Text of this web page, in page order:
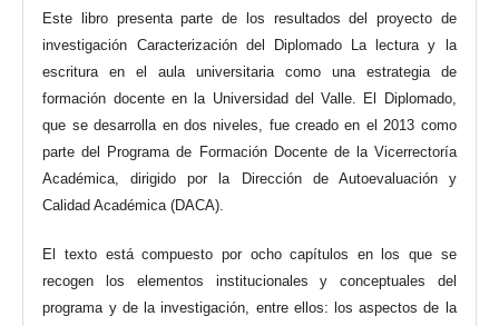
Este libro presenta parte de los resultados del proyecto de
investigación Caracterización del Diplomado La lectura y la
escritura en el aula universitaria como una estrategia de
formación docente en la Universidad del Valle. El Diplomado,
que se desarrolla en dos niveles, fue creado en el 2013 como
parte del Programa de Formación Docente de la Vicerrectoría
Académica, dirigido por la Dirección de Autoevaluación y
Calidad Académica (DACA).
El texto está compuesto por ocho capítulos en los que se
recogen los elementos institucionales y conceptuales del
programa y de la investigación, entre ellos: los aspectos de la